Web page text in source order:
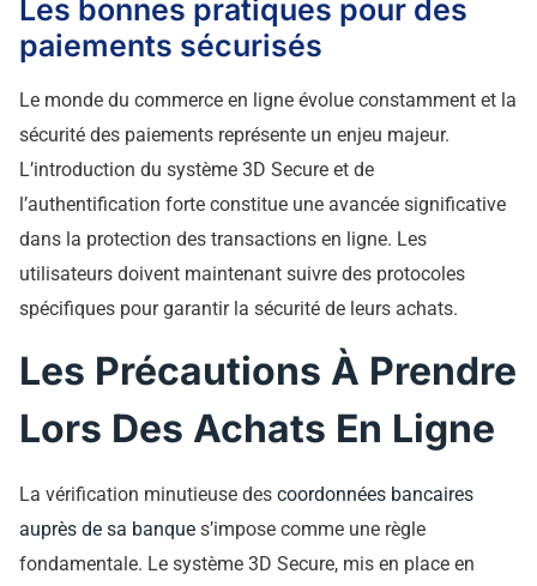
Les bonnes pratiques pour des
paiements sécurisés
Le monde du commerce en ligne évolue constamment et la
sécurité des paiements représente un enjeu majeur.
L’introduction du système 3D Secure et de
l’authentification forte constitue une avancée significative
dans la protection des transactions en ligne. Les
utilisateurs doivent maintenant suivre des protocoles
spécifiques pour garantir la sécurité de leurs achats.
Les Précautions À Prendre
Lors Des Achats En Ligne
La vérification minutieuse des coordonnées bancaires
auprès de sa banque s’impose comme une règle
fondamentale. Le système 3D Secure, mis en place en